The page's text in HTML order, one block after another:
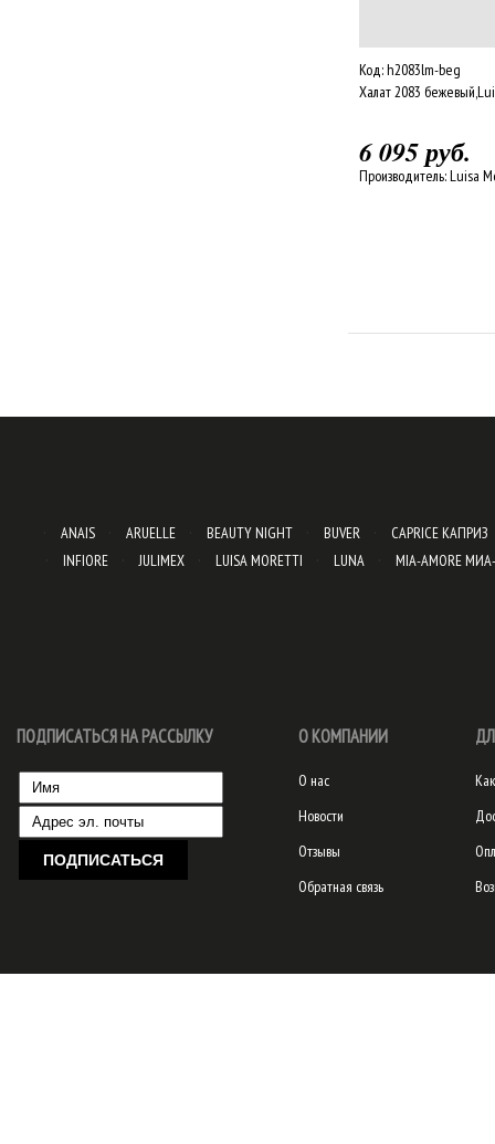
Код:h2083lm-beg
Халат 2083
6 095 руб.
Производитель:Luisa
ANAIS ARUELLE BEAUTY NIGHT BUVER
CAPRICE КАПРИЗ
INFIORE
JULIMEX LUISA MORETTI LUNA MIA-AMORE
ПОДПИСАТЬСЯ НА РАССЫЛКУ О КОМПАНИИ
О нас
Новости
Отзывы
Обратная связь